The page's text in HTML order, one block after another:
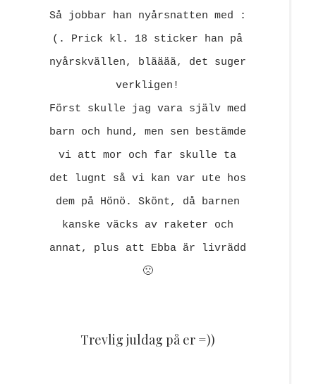
Så jobbar han nyårsnatten med :
(. Prick kl. 18 sticker han på
nyårskvällen, blääää, det suger
verkligen!
Först skulle jag vara själv med
barn och hund, men sen bestämde
vi att mor och far skulle ta
det lugnt så vi kan var ute hos
dem på Hönö. Skönt, då barnen
kanske väcks av raketer och
annat, plus att Ebba är livrädd
🙁
Trevlig juldag på er =))